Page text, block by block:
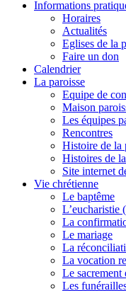
Informations
Horaires
Actualités
Eglises de la
Faire un don
Calendrier
La paroisse
Equipe de
Maison
Les équipes
Rencontres
Histoire de la
Histoires de
Site internet
Vie chrétienne
Le baptême
L’eucharistie
La
Le mariage
La
La vocation
Le sacrement
Les